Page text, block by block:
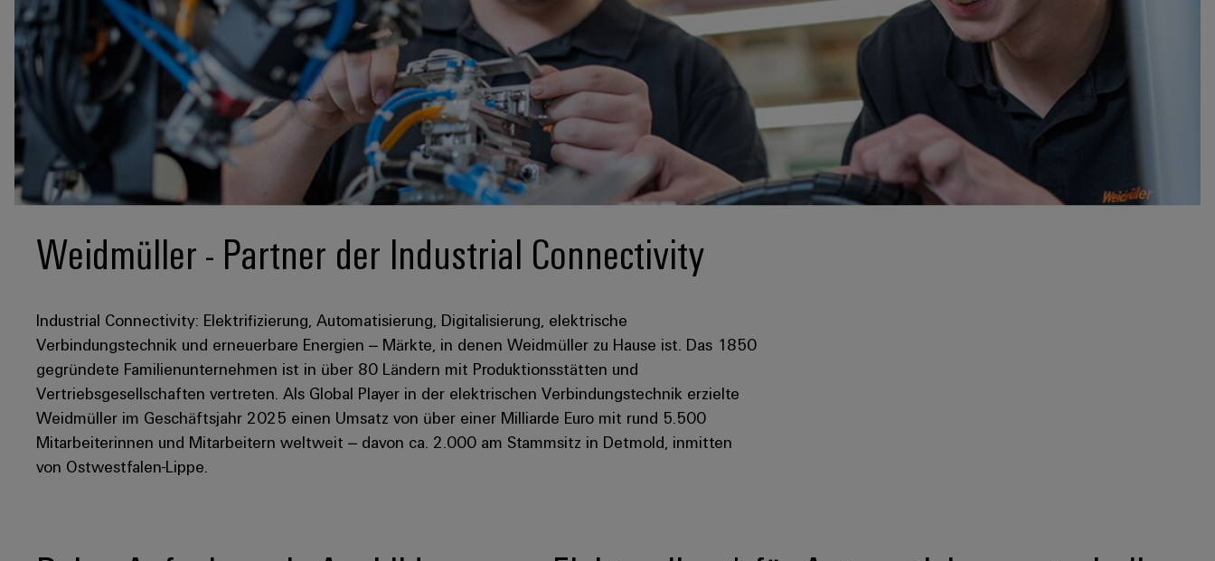
Weidmüller - Partner der Industrial Connectivity
Industrial Connectivity: Elektrifizierung, Automatisierung, Digitalisierung, elektrische
Verbindungstechnik und erneuerbare Energien – Märkte, in denen Weidmüller zu Hause ist. Das 1850
gegründete Familienunternehmen ist in über 80 Ländern mit Produktionsstätten und
Vertriebsgesellschaften vertreten. Als Global Player in der elektrischen Verbindungstechnik erzielte
Weidmüller im Geschäftsjahr 2025 einen Umsatz von über einer Milliarde Euro mit rund 5.500
Mitarbeiterinnen und Mitarbeitern weltweit – davon ca. 2.000 am Stammsitz in Detmold, inmitten
von Ostwestfalen-Lippe.